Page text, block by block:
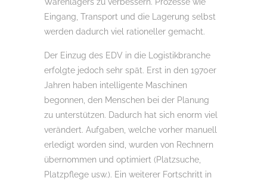
Eingang, Transport und die Lagerung selbst
werden dadurch viel rationeller gemacht.
Der Einzug des EDV in die Logistikbranche
erfolgte jedoch sehr spät. Erst in den 1970er
Jahren haben intelligente Maschinen
begonnen, den Menschen bei der Planung
zu unterstützen. Dadurch hat sich enorm viel
verändert. Aufgaben, welche vorher manuell
erledigt worden sind, wurden von Rechnern
übernommen und optimiert (Platzsuche,
Platzpflege usw.). Ein weiterer Fortschritt in